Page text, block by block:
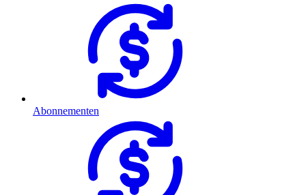
Abonnementen